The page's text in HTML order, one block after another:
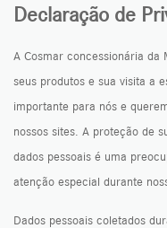
Declaração de
A Cosmar concessionária da
seus produtos e sua visita a
importante para nós e
nossos sites. A proteção de
dados pessoais é uma
atenção especial durante
Dados pessoais coletados